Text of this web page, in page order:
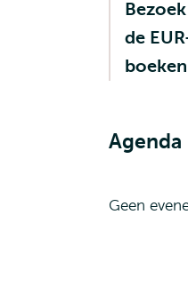
de
Agenda
Geen